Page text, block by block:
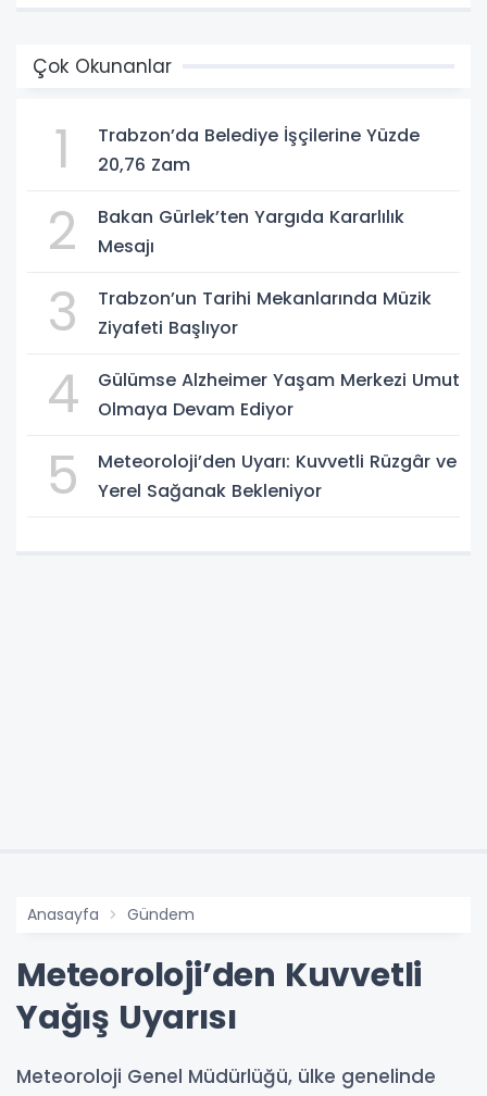
Çok Okunanlar
1
Trabzon’da Belediye İşçilerine Yüzde
20,76 Zam
2
Bakan Gürlek’ten Yargıda Kararlılık
Mesajı
3
Trabzon’un Tarihi Mekanlarında Müzik
Ziyafeti Başlıyor
4
Gülümse Alzheimer Yaşam Merkezi Umut
Olmaya Devam Ediyor
5
Meteoroloji’den Uyarı: Kuvvetli Rüzgâr ve
Yerel Sağanak Bekleniyor
Anasayfa Gündem
Meteoroloji’den Kuvvetli
Yağış Uyarısı
Meteoroloji Genel Müdürlüğü, ülke genelinde